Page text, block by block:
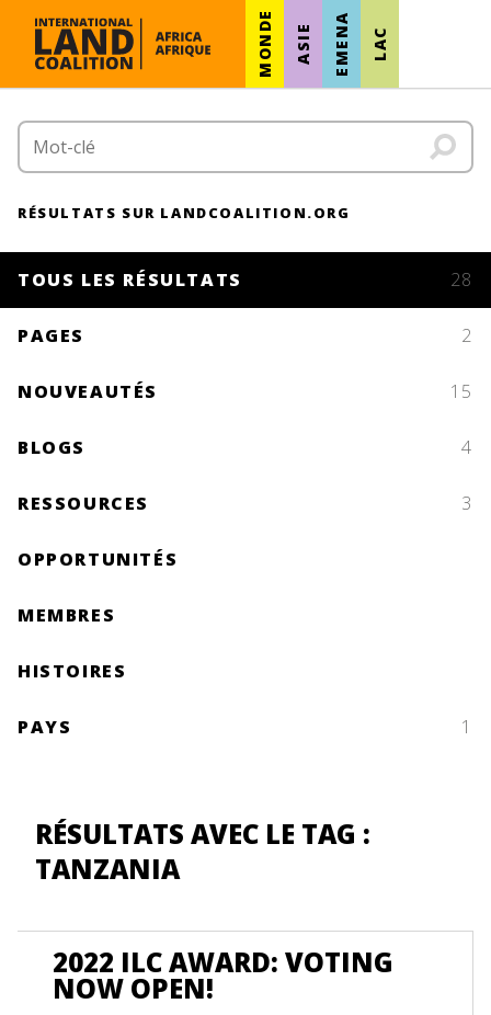
MONDE ASIE EMENA LAC
RÉSULTATS SUR LANDCOALITION.ORG
TOUS LES RÉSULTATS 28
PAGES 2
NOUVEAUTÉS 15
BLOGS 4
RESSOURCES 3
OPPORTUNITÉS
MEMBRES
HISTOIRES
PAYS 1
RÉSULTATS AVEC LE TAG :
TANZANIA
2022 ILC AWARD: VOTING
NOW OPEN!